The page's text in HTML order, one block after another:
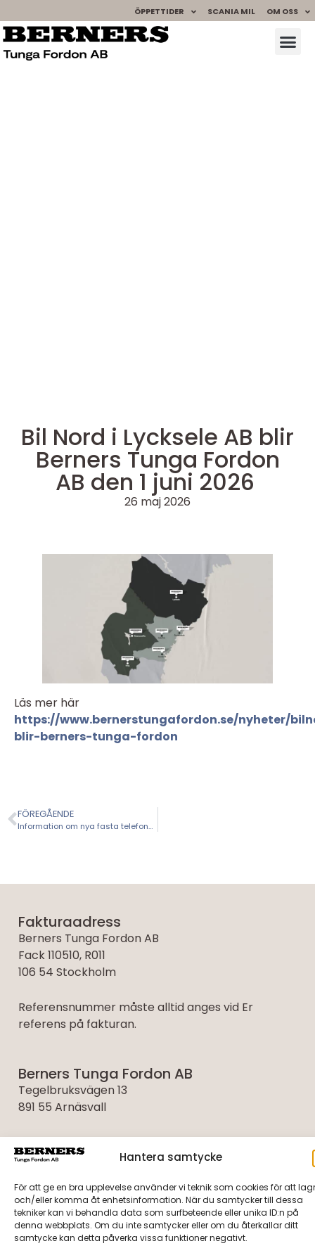
Hantera samtycke
För att ge en bra upplevelse använder vi teknik som cookies för att
och/eller komma åt enhetsinformation. När du samtycker till dessa
tekniker kan vi behandla data som surfbeteende eller unika ID:n på
denna webbplats. Om du inte samtycker eller om du återkallar ditt
samtycke kan detta påverka vissa funktioner negativt.
ÖPPETTIDER SCANIA MIL OM OSS
Bil Nord i Lycksele AB blir
Berners Tunga Fordon
AB den 1 juni 2026
26 maj 2026
Läs mer här
https://www.bernerstungafordon.se/nyheter/
blir-berners-tunga-fordon
FÖREGÅENDE
Information om nya fasta telefonnummer
Fakturaadress
Berners Tunga Fordon AB
Fack 110510, R011
106 54 Stockholm
Referensnummer måste alltid anges vid Er
referens på fakturan.
Berners Tunga Fordon AB
Tegelbruksvägen 13
891 55 Arnäsvall
Tel:0660-21 39 30
Verkstad:0660-21 39 40
Berners Tunga Fordon AB
Umevägen 5